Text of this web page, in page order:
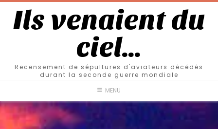
Ils venaient du
ciel…
Recensement de sépultures d'aviateurs décédés
durant la seconde guerre mondiale
MENU